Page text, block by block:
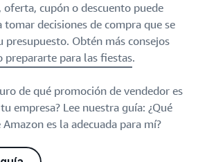
oferta, cupón o descuento puede
tomar decisiones de compra que se
presupuesto. Obtén más consejos
prepararte para las fiestas.
de qué promoción de vendedor es
empresa? Lee nuestra guía: ¿Qué
es la adecuada para mí?